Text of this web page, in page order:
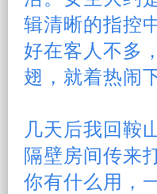
辑清晰的指控
好在客人不多
翅，就着热闹
几天后我回鞍
隔壁房间传来
你有什么用，